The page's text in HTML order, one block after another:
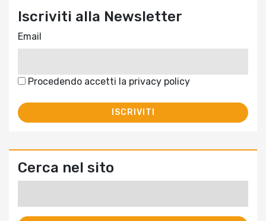
Iscriviti alla Newsletter
Email
Procedendo accetti la privacy policy
Cerca nel sito